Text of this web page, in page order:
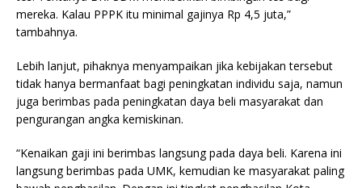
mereka. Kalau PPPK itu minimal gajinya Rp 4,5 juta,”
tambahnya.
Lebih lanjut, pihaknya menyampaikan jika kebijakan tersebut
tidak hanya bermanfaat bagi peningkatan individu saja, namun
juga berimbas pada peningkatan daya beli masyarakat dan
pengurangan angka kemiskinan.
“Kenaikan gaji ini berimbas langsung pada daya beli. Karena ini
langsung berimbas pada UMK, kemudian ke masyarakat paling